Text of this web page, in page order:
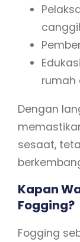
rumah
Dengan
sesaat,
Kapan
Fogging?
Fogging